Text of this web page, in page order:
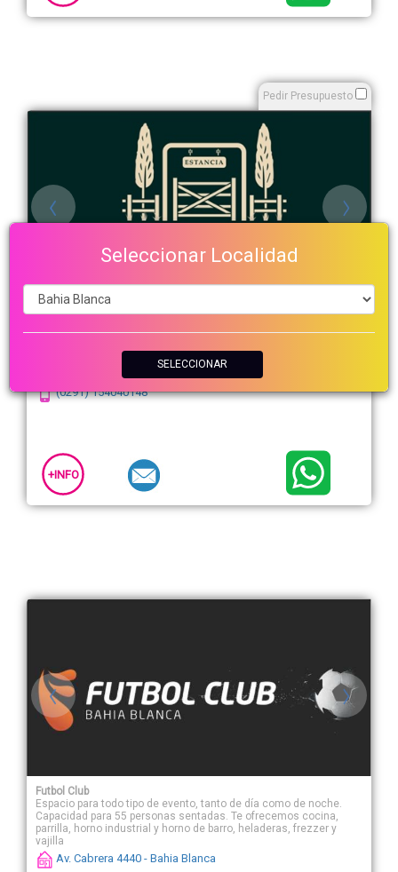
Pedir Presupuesto
Estancia Loma del Rodeo
Salón de fiestas para 150 personas, y quincho para 50 personas,
Camino La Carrindanga Km 8.5 - Bahía Blanca
(0291) 154040148
+INFO
Futbol Club
Espacio para todo tipo de evento, tanto de día como de noche.
Capacidad para 55 personas sentadas. Te ofrecemos cocina,
parrilla, horno industrial y horno de barro, heladeras, frezzer y
vajilla
Av. Cabrera 4440 - Bahia Blanca
Seleccionar Localidad
SELECCIONAR